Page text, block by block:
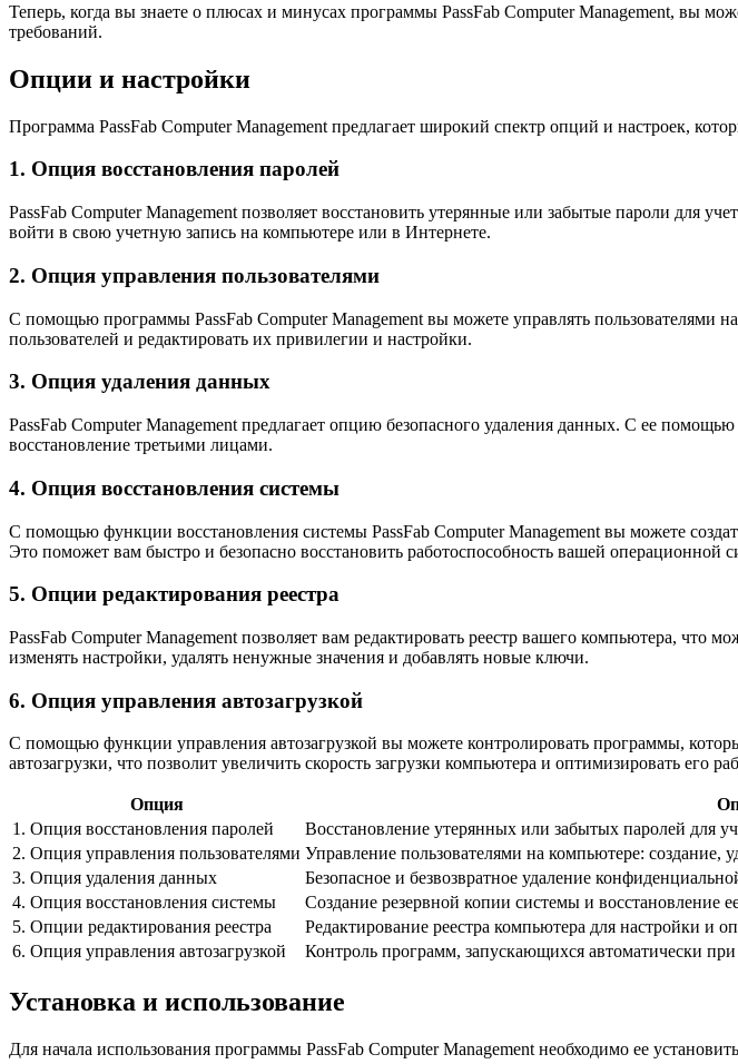
Теперь, когда вы знаете о плюсах и минусах программы PassFab Computer Management, вы
требований.
Опции и настройки
Программа PassFab Computer Management предлагает широкий спектр опций и настроек,
1. Опция восстановления паролей
PassFab Computer Management позволяет восстановить утерянные или забытые пароли для
войти в свою учетную запись на компьютере или в Интернете.
2. Опция управления пользователями
С помощью программы PassFab Computer Management вы можете управлять пользователями
пользователей и редактировать их привилегии и настройки.
3. Опция удаления данных
PassFab Computer Management предлагает опцию безопасного удаления данных. С ее
восстановление третьими лицами.
4. Опция восстановления системы
С помощью функции восстановления системы PassFab Computer Management вы можете
Это поможет вам быстро и безопасно восстановить работоспособность вашей операционной
5. Опции редактирования реестра
PassFab Computer Management позволяет вам редактировать реестр вашего компьютера,
изменять настройки, удалять ненужные значения и добавлять новые ключи.
6. Опция управления автозагрузкой
С помощью функции управления автозагрузкой вы можете контролировать программы,
автозагрузки, что позволит увеличить скорость загрузки компьютера и оптимизировать его
Опция
1. Опция восстановления паролей
Восстановление утерянных или забытых паролей для
2. Опция управления пользователями Управление пользователями на компьютере: создание,
3. Опция удаления данных
Безопасное и безвозвратное удаление
4. Опция восстановления системы
Создание резервной копии системы и восстановление
5. Опции редактирования реестра
Редактирование реестра компьютера для настройки и
6. Опция управления автозагрузкой
Контроль программ, запускающихся автоматически при
Установка и использование
Для начала использования программы PassFab Computer Management необходимо ее